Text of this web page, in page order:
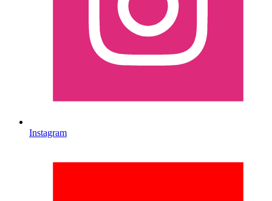
Instagram